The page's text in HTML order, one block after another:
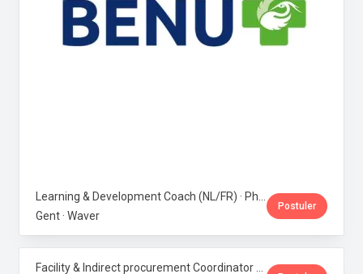
Gent · Waver
Postuler